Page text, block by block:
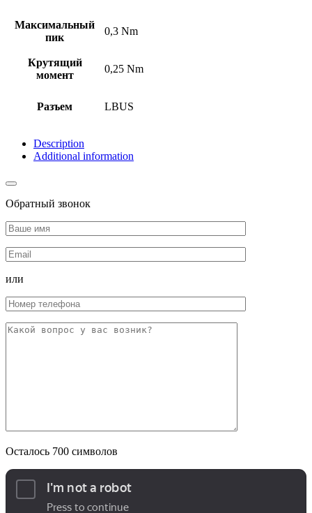
Максимальный
пик
0,3 Nm
Крутящий
момент
0,25 Nm
Разъем LBUS
Description
Additional information
Обратный звонок
или
Осталось 700 символов